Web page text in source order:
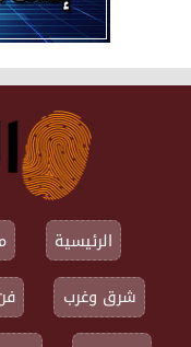
الرئيسية
شرق وغرب